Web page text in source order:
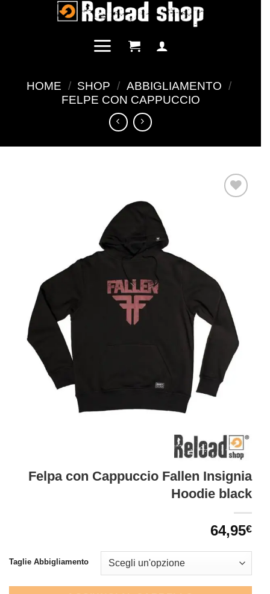
HOME / SHOP / ABBIGLIAMENTO /
FELPE CON CAPPUCCIO
Felpa con Cappuccio Fallen Insignia
Hoodie black
64,95€
Taglie Abbigliamento